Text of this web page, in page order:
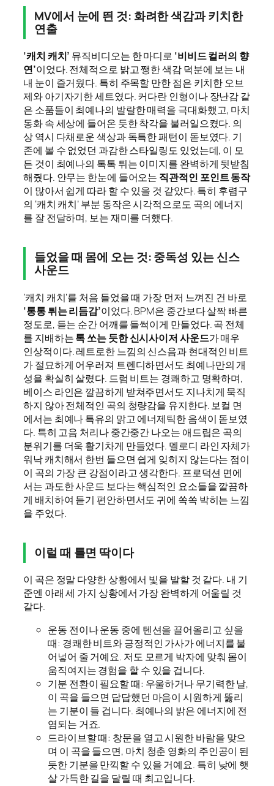
MV에서 눈에 띈 것: 화려한 색감과 키치한
연출
‘캐치 캐치’ 뮤직비디오는 한 마디로 ‘비비드 컬러의 향
연’이었다. 전체적으로 밝고 쨍한 색감 덕분에 보는 내
내 눈이 즐거웠다. 특히 주목할 만한 점은 키치한 오브
제와 아기자기한 세트였다. 커다란 인형이나 장난감 같
은 소품들이 최예나의 발랄한 매력을 극대화했고, 마치
동화 속 세상에 들어온 듯한 착각을 불러일으켰다. 의
상 역시 다채로운 색상과 독특한 패턴이 돋보였다. 기
존에 볼 수 없었던 과감한 스타일링도 있었는데, 이 모
든 것이 최예나의 톡톡 튀는 이미지를 완벽하게 뒷받침
해줬다. 안무는 한눈에 들어오는 직관적인 포인트 동작
이 많아서 쉽게 따라 할 수 있을 것 같았다. 특히 후렴구
의 ‘캐치 캐치’ 부분 동작은 시각적으로도 곡의 에너지
를 잘 전달하며, 보는 재미를 더했다.
들었을 때 몸에 오는 것: 중독성 있는 신스
사운드
‘캐치 캐치’를 처음 들었을 때 가장 먼저 느껴진 건 바로
‘통통 튀는 리듬감’이었다. BPM은 중간보다 살짝 빠른
정도로, 듣는 순간 어깨를 들썩이게 만들었다. 곡 전체
를 지배하는톡 쏘는 듯한 신시사이저 사운드가 매우
인상적이다. 레트로한 느낌의 신스음과 현대적인 비트
가 절묘하게 어우러져 트렌디하면서도 최예나만의 개
성을 확실히 살렸다. 드럼 비트는 경쾌하고 명확하며,
베이스 라인은 깔끔하게 받쳐주면서도 지나치게 묵직
하지 않아 전체적인 곡의 청량감을 유지한다. 보컬 면
에서는 최예나 특유의 맑고 에너제틱한 음색이 돋보였
다. 특히 고음 처리나 중간중간 나오는 애드립은 곡의
분위기를 더욱 활기차게 만들었다. 멜로디 라인 자체가
워낙 캐치해서 한번 들으면 쉽게 잊히지 않는다는 점이
이 곡의 가장 큰 강점이라고 생각한다. 프로덕션 면에
서는 과도한 사운드 보다는 핵심적인 요소들을 깔끔하
게 배치하여 듣기 편안하면서도 귀에 쏙쏙 박히는 느낌
을 주었다.
이럴 때 틀면 딱이다
이 곡은 정말 다양한 상황에서 빛을 발할 것 같다. 내 기
준엔 아래 세 가지 상황에서 가장 완벽하게 어울릴 것
같다.
운동 전이나 운동 중에 텐션을 끌어올리고 싶을
때: 경쾌한 비트와 긍정적인 가사가 에너지를 불
어넣어 줄 거예요. 저도 모르게 박자에 맞춰 몸이
움직여지는 경험을 할 수 있을 겁니다.
기분 전환이 필요할 때: 우울하거나 무기력한 날,
이 곡을 들으면 답답했던 마음이 시원하게 뚫리
는 기분이 들 겁니다. 최예나의 밝은 에너지에 전
염되는 거죠.
드라이브할 때: 창문을 열고 시원한 바람을 맞으
며 이 곡을 들으면, 마치 청춘 영화의 주인공이 된
듯한 기분을 만끽할 수 있을 거예요. 특히 낮에 햇
살 가득한 길을 달릴 때 최고입니다.